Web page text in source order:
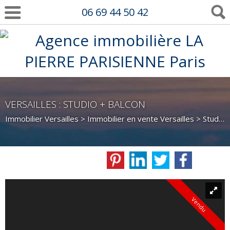
06 69 44 50 42
VERSAILLES : STUDIO + BALCON
Immobilier Versailles > Immobilier en vente Versailles > Studio en vente Versailles
Vendu